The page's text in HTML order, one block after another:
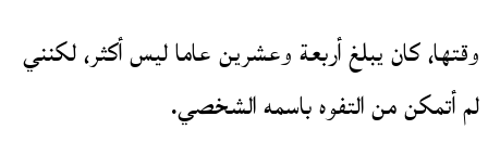
وقتها، كان يبلغ أربعة وعشرين عاما ليس أكثر، لكنني
لم أتمكن من التفوه باسمه الشخصي.